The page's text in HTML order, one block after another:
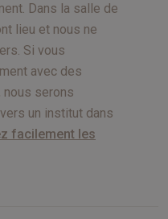
Dans la salle de
lieu et nous ne
Si vous
avec des
serons
un institut dans
facilement les